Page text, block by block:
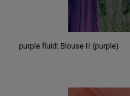
purple fluid: Blouse II (purple)